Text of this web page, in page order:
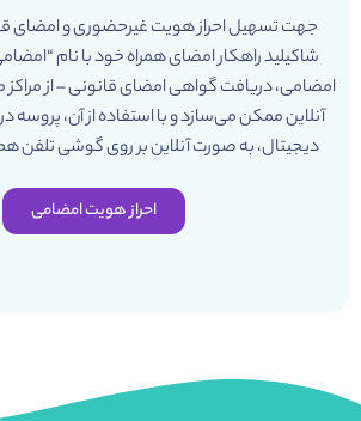
جهت تسهیل احراز هویت غیرحضوری و امضای
شاکیلید راهکار امضای همراه خود با نام
امضامی، دریافت گواهی امضای قانونی – از مراکز
آنلاین ممکن می‌سازد و با استفاده از آن، پروسه
دیجیتال، به صورت آنلاین بر روی گوشی تلفن
احراز هویت امضامی